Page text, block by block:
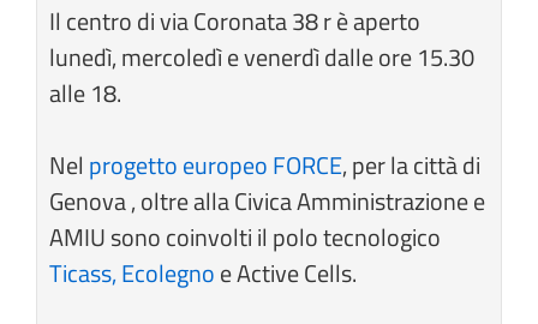
Il centro di via Coronata 38 r è aperto
lunedì, mercoledì e venerdì dalle ore 15.30
alle 18.
Nel progetto europeo FORCE, per la città di
Genova , oltre alla Civica Amministrazione e
AMIU sono coinvolti il polo tecnologico
Ticass,Ecolegnoe Active Cells.